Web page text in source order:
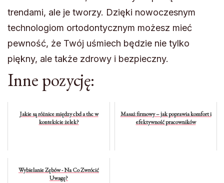
trendami, ale je tworzy. Dzięki nowoczesnym
technologiom ortodontycznym możesz mieć
pewność, że Twój uśmiech będzie nie tylko
piękny, ale także zdrowy i bezpieczny.
Inne pozycję:
Jakie są różnice między cbd a thc w
kontekście żelek?
Masaż firmowy – jak poprawia komfort i
efektywność pracowników
Wybielanie Zębów - Na Co Zwrócić
Uwagę?